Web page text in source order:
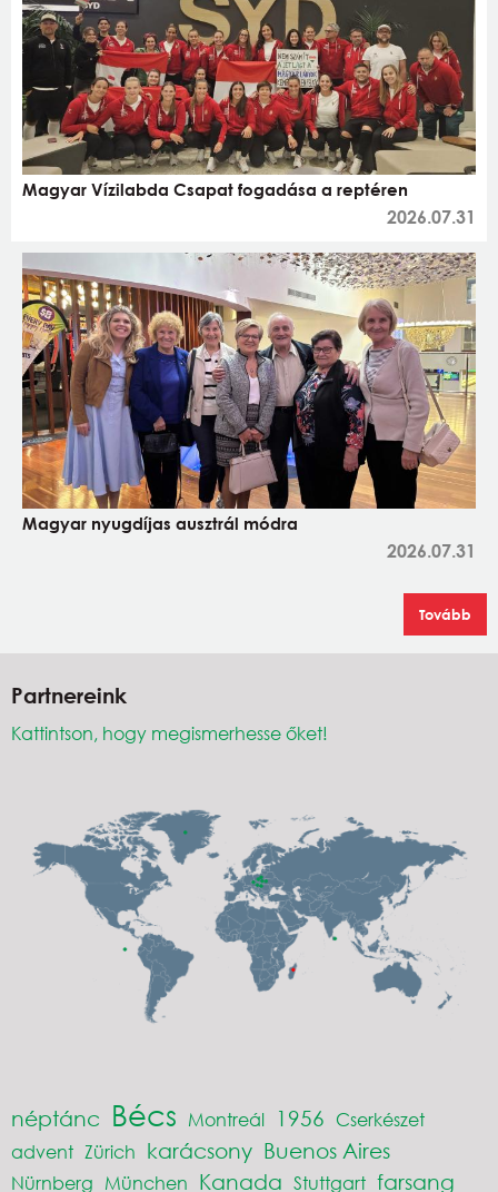
Magyar Vízilabda Csapat fogadása a reptéren
2026.07.31
Magyar nyugdíjas ausztrál módra
2026.07.31
Tovább
Partnereink
Kattintson, hogy megismerhesse őket!
néptánc Bécs Montreál 1956 Cserkészet
advent Zürich karácsony Buenos Aires
Nürnberg München Kanada Stuttgart farsang